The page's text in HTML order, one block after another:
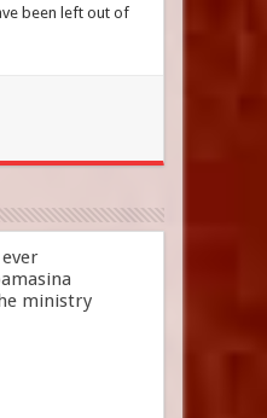
been left out of
ministry